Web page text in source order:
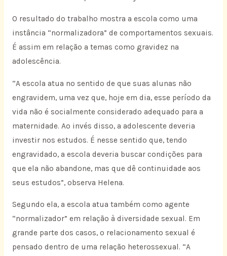
O resultado do trabalho mostra a escola como uma
instância “normalizadora” de comportamentos sexuais.
É assim em relação a temas como gravidez na
adolescência.
“A escola atua no sentido de que suas alunas não
engravidem, uma vez que, hoje em dia, esse período da
vida não é socialmente considerado adequado para a
maternidade. Ao invés disso, a adolescente deveria
investir nos estudos. É nesse sentido que, tendo
engravidado, a escola deveria buscar condições para
que ela não abandone, mas que dê continuidade aos
seus estudos”, observa Helena.
Segundo ela, a escola atua também como agente
“normalizador” em relação à diversidade sexual. Em
grande parte dos casos, o relacionamento sexual é
pensado dentro de uma relação heterossexual. “A